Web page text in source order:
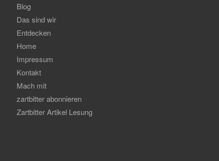
Blog
Das sind wir
Entdecken
Home
Impressum
Kontakt
Mach mit
zartbitter abonnieren
Zartbitter Artikel Lesung